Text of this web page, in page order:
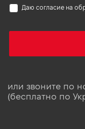
Даю согласие на
или звоните по
(бесплатно по